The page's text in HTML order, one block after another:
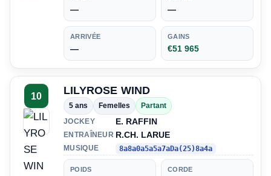
— —
ARRIVÉE
—
GAINS
€51 965
10 LILYROSE WIND
5 ans Femelles
Partant
JOCKEY
E. RAFFIN
ENTRAÎNEUR R.CH. LARUE
MUSIQUE 8a8a0a5a5a7aDa(25)8a4a
POIDS CORDE